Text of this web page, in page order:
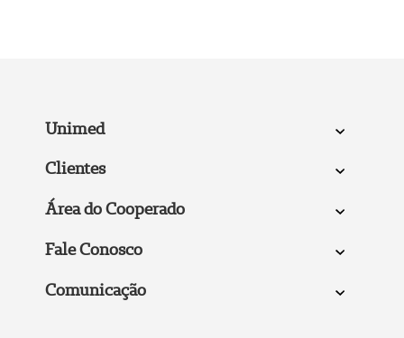
Unimed
Clientes
Área do Cooperado
Fale Conosco
Comunicação